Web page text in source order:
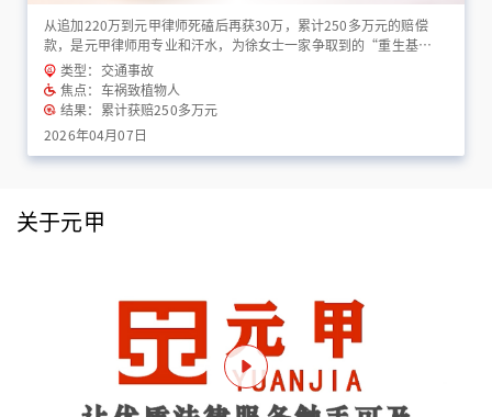
从追加220万到元甲律师死磕后再获30万，累计250多万元的赔偿
款，是元甲律师用专业和汗水，为徐女士一家争取到的“重生基
金”！
类型：交通事故
焦点：车祸致植物人
结果：累计获赔250多万元
2026年04月07日
关于元甲